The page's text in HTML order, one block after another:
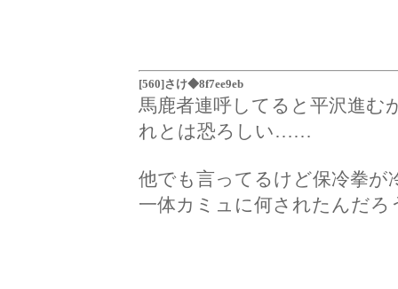
[560]さけ◆8f7ee9eb
馬鹿者連呼してると平沢進む
れとは恐ろしい……
他でも言ってるけど保冷拳が
一体カミュに何されたんだろ